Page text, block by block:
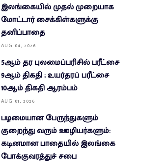
இலங்கையில் முதல் முறையாக
மோட்டார் சைக்கிள்களுக்கு
தனிப்பாதை
AUG 04, 2026
5ஆம் தர புலமைப்பரிசில் பரீட்சை
9ஆம் திகதி ; உயர்தரப் பரீட்சை
10ஆம் திகதி ஆரம்பம்
AUG 01, 2026
பழமையான பேருந்துகளும்
குறைந்து வரும் ஊழியர்களும்:
கடினமான பாதையில் இலங்கை
போக்குவரத்துச் சபை